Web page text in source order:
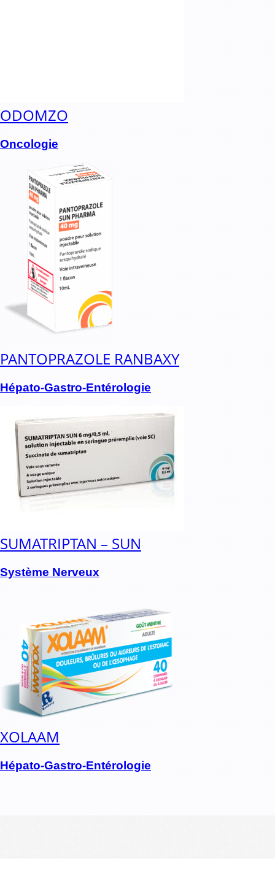
ODOMZO
Oncologie
PANTOPRAZOLE RANBAXY
Hépato-Gastro-Entérologie
SUMATRIPTAN – SUN
Système Nerveux
XOLAAM
Hépato-Gastro-Entérologie